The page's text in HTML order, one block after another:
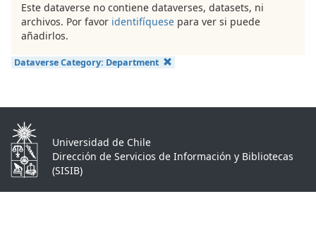
Este dataverse no contiene dataverses, datasets, ni
archivos. Por favor identifíquese para ver si puede
añadirlos.
Dataverse Category: Department
Universidad de Chile
Dirección de Servicios de Información y Bibliotecas
(SISIB)